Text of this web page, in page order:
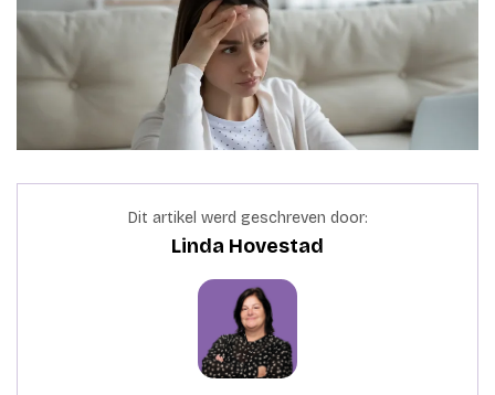
Dit artikel werd geschreven door:
Linda Hovestad